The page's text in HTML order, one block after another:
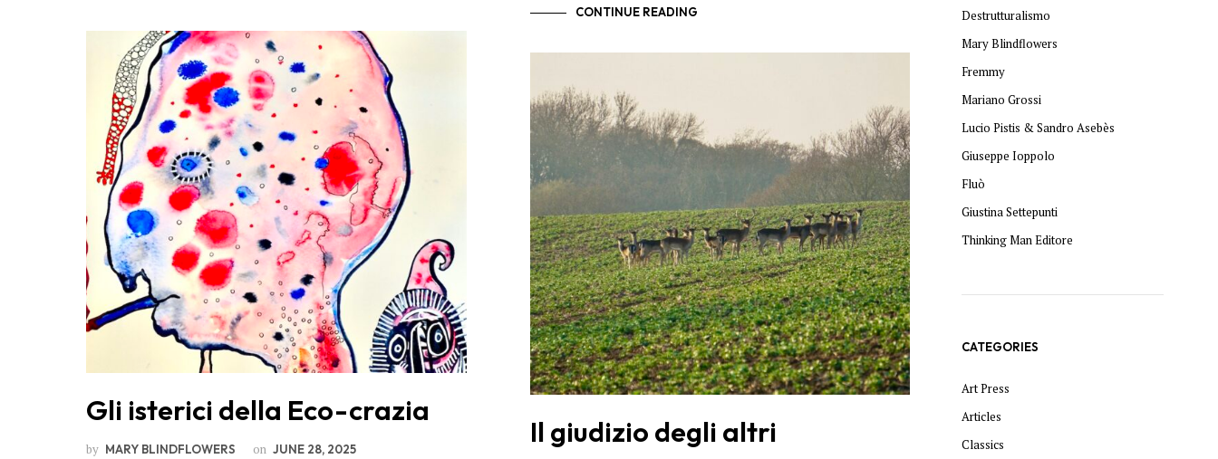
Gli isterici della Eco-crazia
by MARY BLINDFLOWERS on JUNE 28, 2025
CONTINUE READING
Il giudizio degli altri
Destrutturalismo
Mary Blindflowers
Fremmy
Mariano Grossi
Lucio Pistis & Sandro Asebès
Giuseppe Ioppolo
Fluò
Giustina Settepunti
Thinking Man Editore
CATEGORIES
Art Press
Articles
Classics